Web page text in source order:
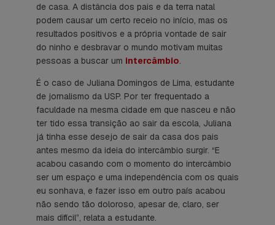
de casa. A distância dos pais e da terra natal
podem causar um certo receio no início, mas os
resultados positivos e a própria vontade de sair
do ninho e desbravar o mundo motivam muitas
pessoas a buscar um intercâmbio.
É o caso de Juliana Domingos de Lima, estudante
de jornalismo da USP. Por ter frequentado a
faculdade na mesma cidade em que nasceu e não
ter tido essa transição ao sair da escola, Juliana
já tinha esse desejo de sair da casa dos pais
antes mesmo da ideia do intercâmbio surgir. “E
acabou casando com o momento do intercâmbio
ser um espaço e uma independência com os quais
eu sonhava, e fazer isso em outro país acabou
não sendo tão doloroso, apesar de, claro, ser
mais difícil”, relata a estudante.